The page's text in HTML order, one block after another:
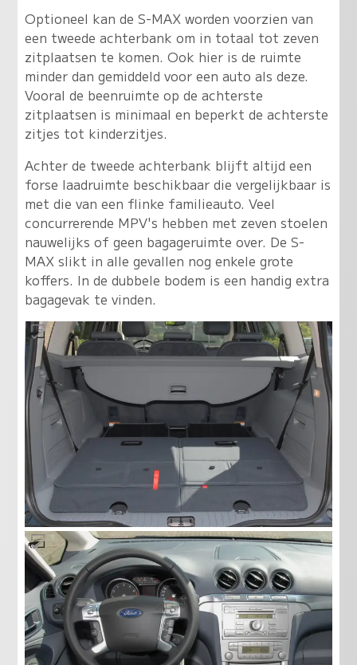
Optioneel kan de S-MAX worden voorzien van
een tweede achterbank om in totaal tot zeven
zitplaatsen te komen. Ook hier is de ruimte
minder dan gemiddeld voor een auto als deze.
Vooral de beenruimte op de achterste
zitplaatsen is minimaal en beperkt de achterste
zitjes tot kinderzitjes.
Achter de tweede achterbank blijft altijd een
forse laadruimte beschikbaar die vergelijkbaar is
met die van een flinke familieauto. Veel
concurrerende MPV's hebben met zeven stoelen
nauwelijks of geen bagageruimte over. De S-
MAX slikt in alle gevallen nog enkele grote
koffers. In de dubbele bodem is een handig extra
bagagevak te vinden.